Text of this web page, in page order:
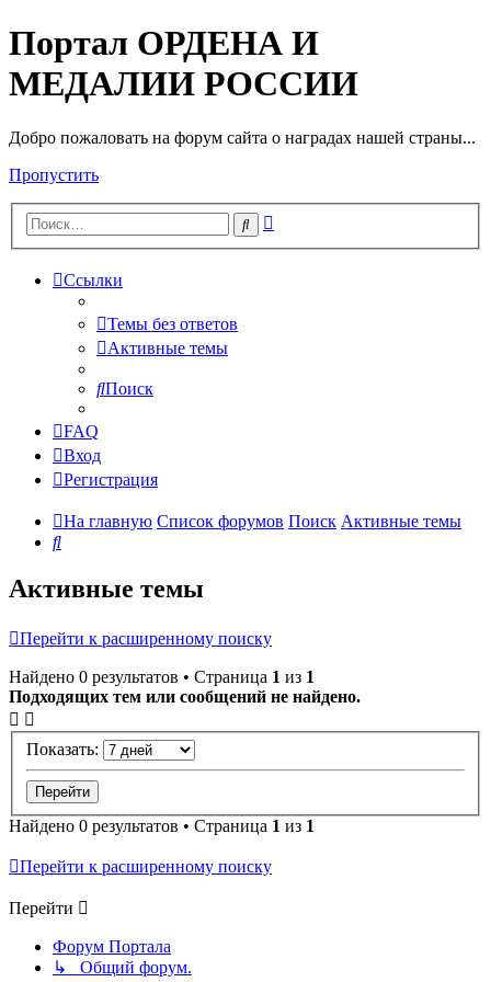
Портал ОРДЕНА И
МЕДАЛИИ РОССИИ
Добро пожаловать на форум сайта о наградах нашей страны...
Пропустить
Поиск
Ссылки
Темы без ответов
Активные темы
Поиск
FAQ
Вход
Регистрация
На главную Список форумов Поиск Активные темы
Поиск
Активные темы
Перейти к расширенному поиску
Найдено 0 результатов • Страница 1 из 1
Подходящих тем или сообщений не найдено.
Показать:
Найдено 0 результатов • Страница 1 из 1
Перейти к расширенному поиску
Перейти
Форум Портала
↳ Общий форум.